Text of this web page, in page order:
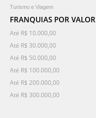
Turismo e Viagem
FRANQUIAS POR VALOR
Até R$ 10.000,00
Até R$ 30.000,00
Até R$ 50.000,00
Até R$ 100.000,00
Até R$ 200.000,00
Até R$ 300.000,00